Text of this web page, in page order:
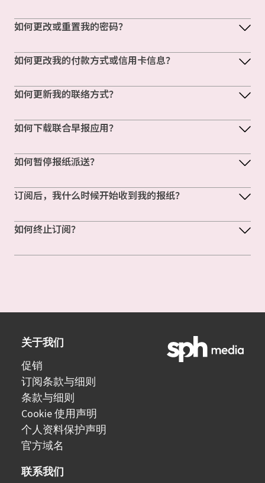
如何更改或重置我的密码？
如何更改我的付款方式或信用卡信息？
如何更新我的联络方式？
如何下载联合早报应用？
如何暂停报纸派送？
订阅后，我什么时候开始收到我的报纸？
如何终止订阅？
关于我们
促销
订阅条款与细则
条款与细则
Cookie 使用声明
个人资料保护声明
官方域名
联系我们